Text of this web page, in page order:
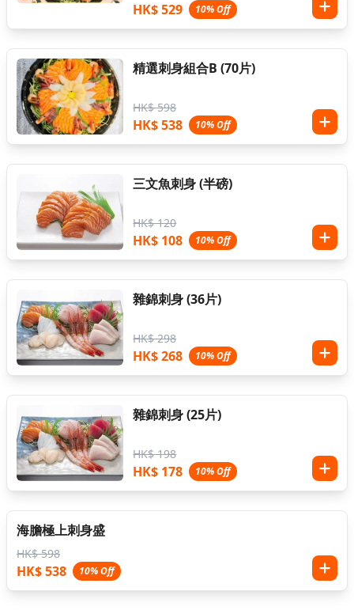
HK$ 529 10% Off
精選刺身組合B (70片)
HK$ 598
HK$ 538 10% Off
三文魚刺身 (半磅)
HK$ 120
HK$ 108 10% Off
雜錦刺身 (36片)
HK$ 298
HK$ 268 10% Off
雜錦刺身 (25片)
HK$ 198
HK$ 178 10% Off
海膽極上刺身盛
HK$ 598
HK$ 538 10% Off